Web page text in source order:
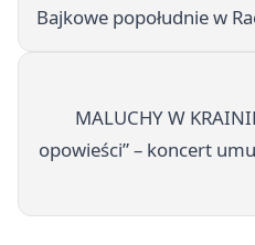
Bajkowe popołudnie w
MALUCHY W
opowieści” – koncert